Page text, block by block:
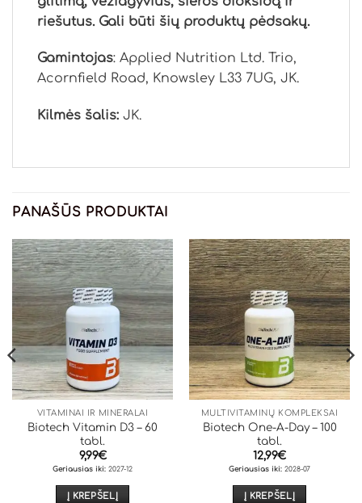
riešutus. Gali būti šių produktų pėdsakų.
Gamintojas: Applied Nutrition Ltd. Trio,
Acornfield Road, Knowsley L33 7UG, JK.
Kilmės šalis: JK.
PANAŠŪS PRODUKTAI
VITAMINAI IR MINERALAI
Biotech Vitamin D3 – 60
tabl.
9,99€
Geriausias iki: 2027-12
Į KREPŠELĮ
MULTIVITAMINŲ KOMPLEKSAI
Biotech One-A-Day – 100
tabl.
12,99€
Geriausias iki: 2028-07
Į KREPŠELĮ